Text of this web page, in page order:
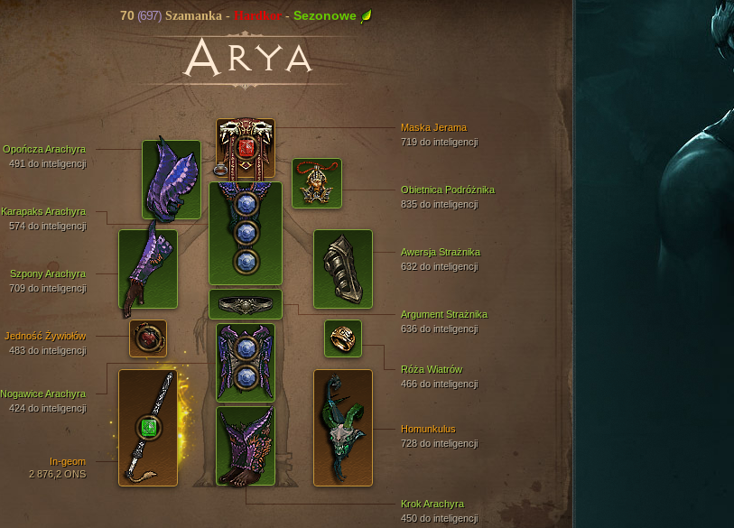
70 (697)Szamanka - Hardkor - Sezonowe
ARYA
Maska Jerama
719 do inteligencji
Karapaks Arachyra
574 do inteligencji
Krok Arachyra
450 do inteligencji
Szpony Arachyra
709 do inteligencji
Opończa Arachyra
491 do inteligencji
Nogawice Arachyra
424 do inteligencji
Awersja Strażnika
632 do inteligencji
In-geom
2 876,2 ONS
Homunkulus
728 do inteligencji
Argument Strażnika
636 do inteligencji
Róża Wiatrów
466 do inteligencji
Jedność Żywiołów
483 do inteligencji
Obietnica Podróżnika
835 do inteligencji